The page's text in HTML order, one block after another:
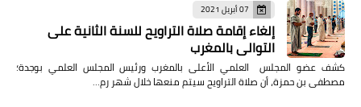
07 أبريل 2021
إلغاء إقامة صلاة التراويح للسنة الثانية على
التوالي بالمغرب
كشف عضو المجلس العلمي الأعلى بالمغرب ورئيس المجلس العلمي بوجدة؛
مصطفى بن حمزة، أن صلاة التراويح سيتم منعها خلال شهر رم…